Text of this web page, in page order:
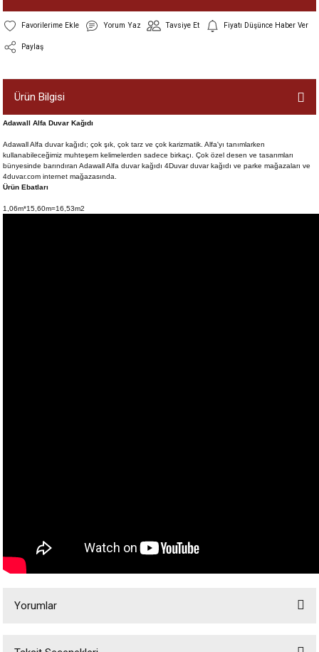
Yorum Yaz Tavsiye Et Fiyatı Düşünce Haber Ver
Paylaş
Ürün Bilgisi
Adawall Alfa Duvar Kağıdı
Adawall Alfa duvar kağıdı; çok şık, çok tarz ve çok karizmatik. Alfa'yı tanımlarken
kullanabileceğimiz muhteşem kelimelerden sadece birkaçı. Çok özel desen ve tasarımları
bünyesinde barındıran Adawall Alfa duvar kağıdı 4Duvar duvar kağıdı ve parke mağazaları ve
4duvar.com internet mağazasında.
Ürün Ebatları
1,06m*15,60m=16,53m2
Yorumlar